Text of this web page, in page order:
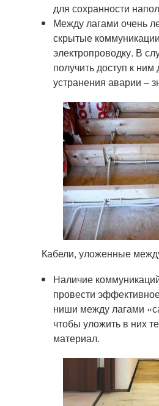
для сохранности
Между лагами очень
скрытые
электропроводку. В
получить доступ к
устранения аварии –
Кабели, уложенные
Наличие
провести
ниши между лагами
чтобы уложить в них
материал.